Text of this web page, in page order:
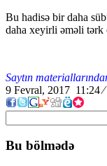
Bu hadisə bir daha
daha xeyirli əməli tərk
Saytın
9 Fevral, 2017 11:24⁄
Bu bölmədə